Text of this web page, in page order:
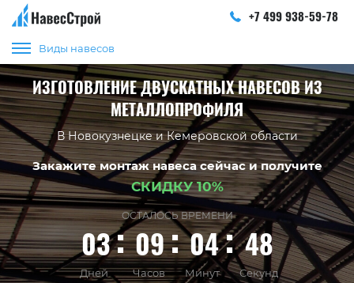
+7 499 938-59-78
Виды навесов
ИЗГОТОВЛЕНИЕ ДВУСКАТНЫХ НАВЕСОВ ИЗ
МЕТАЛЛОПРОФИЛЯ
В Новокузнецке и Кемеровской области
Закажите монтаж навеса сейчас и получите
СКИДКУ 10%
ОСТАЛОСЬ ВРЕМЕНИ
03 09 04 47
Дней Часов Минут Секунд